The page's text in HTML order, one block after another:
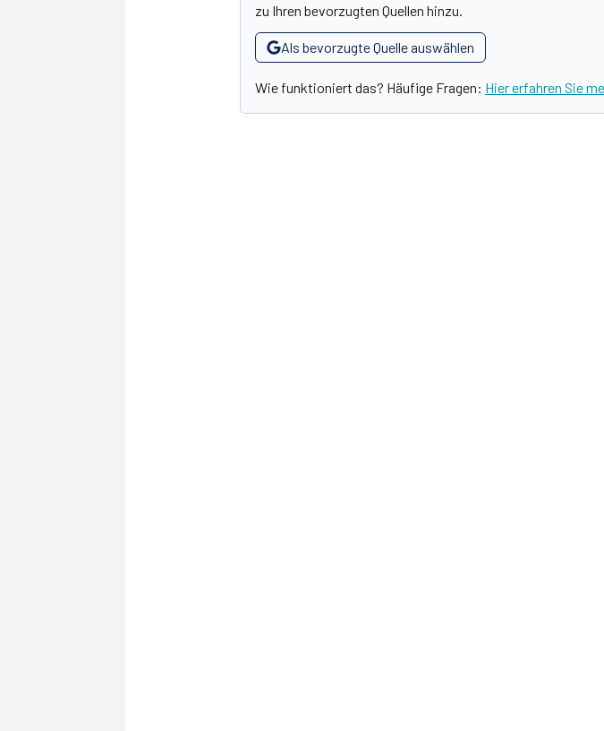
zu Ihren bevorzugten Quellen hinzu.
Als bevorzugte Quelle auswählen
Wie funktioniert das? Häufige Fragen: Hier erfahren Sie